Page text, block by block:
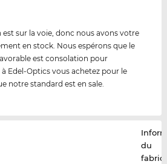
est sur la voie, donc nous avons votre
en stock. Nous espérons que le
est consolation pour
à Edel-Optics vous achetez pour le
notre standard est en sale.
du